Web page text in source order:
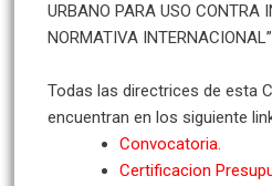
URBANO PARA USO CONTRA
NORMATIVA INTERNACIONAL”
Todas las directrices de esta
encuentran en los siguiente
Convocatoria.
Certificacion